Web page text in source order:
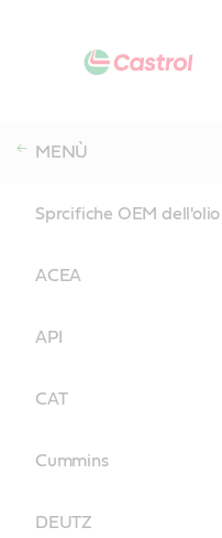
MENÙ
Sprcifiche OEM dell'olio
ACEA
API
CAT
Cummins
DEUTZ